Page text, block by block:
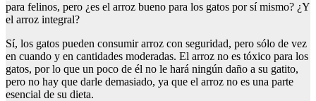
para felinos, pero ¿es el arroz bueno para los gatos por sí mismo? ¿Y
el arroz integral?
Sí, los gatos pueden consumir arroz con seguridad, pero sólo de vez
en cuando y en cantidades moderadas. El arroz no es tóxico para los
gatos, por lo que un poco de él no le hará ningún daño a su gatito,
pero no hay que darle demasiado, ya que el arroz no es una parte
esencial de su dieta.